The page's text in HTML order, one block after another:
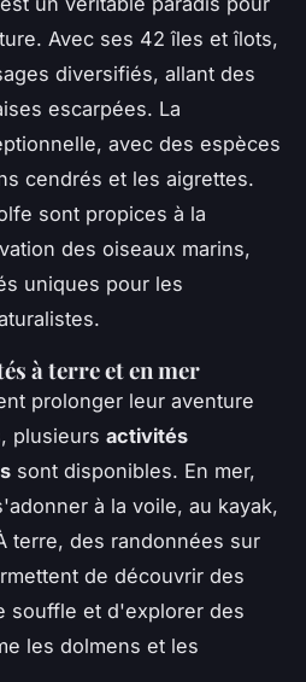
Avec ses 42 îles et îlots,
diversifiés, allant des
escarpées. La
avec des espèces
cendrés et les aigrettes.
sont propices à la
des oiseaux marins,
uniques pour les
à terre et en mer
prolonger leur aventure
plusieurs activités
sont disponibles. En mer,
à la voile, au kayak,
terre, des randonnées sur
de découvrir des
souffle et d'explorer des
les dolmens et les